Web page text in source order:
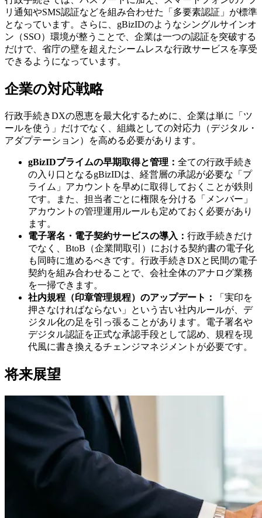
リ通知やSMS認証などを組み合わせた「多要素認証」が標準
となっています。さらに、gBizIDのようなシングルサインオ
ン（SSO）環境が整うことで、企業は一つの認証を突破する
だけで、省庁の壁を超えたシームレスな行政サービスを享受
できるようになっています。
企業の対応戦略
行政手続きDXの恩恵を最大化するために、企業は単に「ツ
ールを使う」だけでなく、組織としての対応力（デジタル・
アダプテーション）を高める必要があります。
gBizIDプライムの早期取得と管理： 全ての行政手続き
の入り口となるgBizIDは、経営層の承認が必要な「プ
ライム」アカウントを早めに取得しておくことが鉄則
です。また、担当者ごとに権限を分ける「メンバー」
アカウントの管理運用ルールも定めておく必要があり
ます。
電子署名・電子契約サービスの導入： 行政手続きだけ
でなく、BtoB（企業間取引）における契約書の電子化
も同時に進めるべきです。行政手続きDXと民間の電子
契約を組み合わせることで、会社全体のアナログ業務
を一掃できます。
社内規程（印章管理規程）のアップデート：
「実印を
押さなければならない」という古い社内ルールが、デ
ジタル化の足を引っ張ることがあります。電子署名や
デジタル認証を正式な承認手段として認め、規程を現
代風に書き換えるチェンジマネジメントが必要です。
将来展望